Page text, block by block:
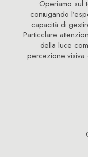
Operiamo sul
coniugando
capacità di
Particolare
della luce
percezione visiva